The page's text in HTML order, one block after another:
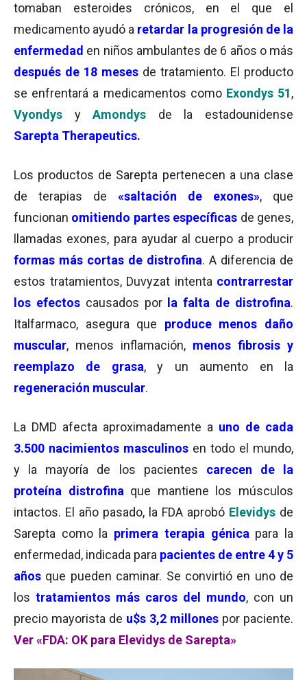
tomaban esteroides crónicos, en el que el
medicamento ayudó a retardar la progresión de la
enfermedad en niños ambulantes de 6 años o más
después de 18 meses de tratamiento. El producto
se enfrentará a medicamentos como Exondys 51,
Vyondys
yAmondys
de la estadounidense
Sarepta Therapeutics.
Los productos de Sarepta pertenecen a una clase
de terapias de «saltación de exones», que
funcionan omitiendo partes específicas de genes,
llamadas exones, para ayudar al cuerpo a producir
formas más cortas de distrofina. A diferencia de
estos tratamientos, Duvyzat intenta contrarrestar
los efectoscausados ​​por la falta de distrofina.
Italfarmaco, asegura que produce menos daño
muscular, menos inflamación, menos fibrosis y
reemplazo de grasa, y un aumento en la
regeneración muscular.
La DMD afecta aproximadamente a uno de cada
3.500 nacimientos masculinos en todo el mundo,
y la mayoría de los pacientes carecen de la
proteína distrofina que mantiene los músculos
intactos. El año pasado, la FDA aprobó Elevidys de
Sarepta como la primera terapia génica para la
enfermedad, indicada para pacientes de entre 4 y 5
años que pueden caminar. Se convirtió en uno de
los tratamientos más caros del mundo, con un
precio mayorista de u$s 3,2 millones por paciente.
Ver «FDA: OK para Elevidys de Sarepta»